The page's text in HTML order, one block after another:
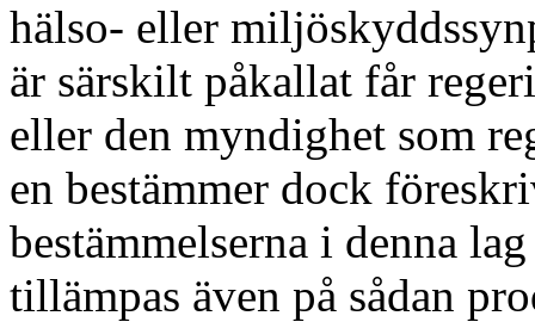
hälso- eller
är särskilt påkallat får
eller den myndighet som
en bestämmer dock
bestämmelserna i denna
tillämpas även på sådan